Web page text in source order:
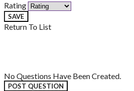
Rating
SAVE
Return To List
No Questions Have Been Created.
POST QUESTION